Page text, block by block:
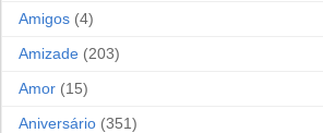
Amigos (4)
Amizade (203)
Amor (15)
Aniversário (351)